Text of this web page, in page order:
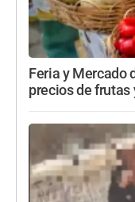
Feria y Mercado
precios de frutas